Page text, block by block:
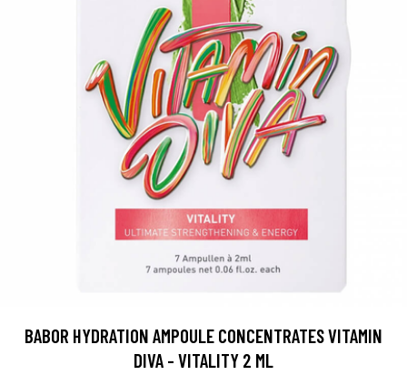
BABOR HYDRATION AMPOULE CONCENTRATES VITAMIN
DIVA - VITALITY 2 ML